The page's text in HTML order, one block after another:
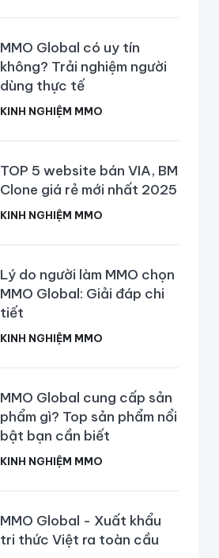
MMO Global có uy tín
không? Trải nghiệm người
dùng thực tế
KINH NGHIỆM MMO
TOP 5 website bán VIA, BM
Clone giá rẻ mới nhất 2025
KINH NGHIỆM MMO
Lý do người làm MMO chọn
MMO Global: Giải đáp chi
tiết
KINH NGHIỆM MMO
MMO Global cung cấp sản
phẩm gì? Top sản phẩm nổi
bật bạn cần biết
KINH NGHIỆM MMO
MMO Global - Xuất khẩu
tri thức Việt ra toàn cầu